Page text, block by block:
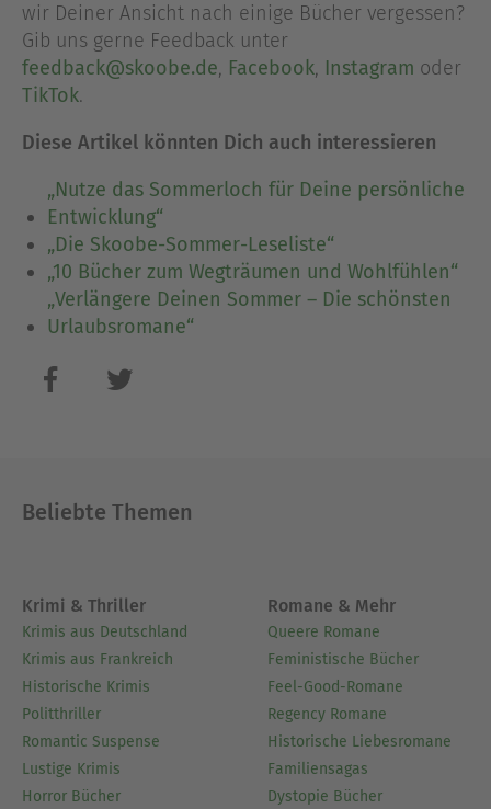
wir Deiner Ansicht nach einige Bücher vergessen?
Gib uns gerne Feedback unter
feedback@skoobe.de, Facebook, Instagram oder
TikTok.
Diese Artikel könnten Dich auch interessieren
„Nutze das Sommerloch für Deine persönliche
Entwicklung“
„Die Skoobe-Sommer-Leseliste“
„10 Bücher zum Wegträumen und Wohlfühlen“
„Verlängere Deinen Sommer – Die schönsten
Urlaubsromane“
Beliebte Themen
Krimi & Thriller
Krimis aus Deutschland
Krimis aus Frankreich
Historische Krimis
Politthriller
Romantic Suspense
Lustige Krimis
Horror Bücher
Romane & Mehr
Queere Romane
Feministische Bücher
Feel-Good-Romane
Regency Romane
Historische Liebesromane
Familiensagas
Dystopie Bücher